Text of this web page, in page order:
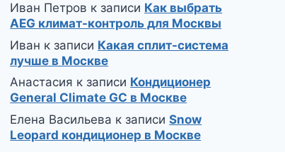
Иван Петров к записи Как выбрать
AEG климат-контроль для Москвы
Иван к записи Какая сплит-система
лучше в Москве
Анастасия к записи Кондиционер
General Climate GC в Москве
Елена Васильева к записиSnow
Leopard кондиционер в Москве